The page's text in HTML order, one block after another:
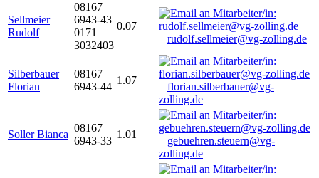
Sellmeier
Rudolf
08167
6943-43
0171
3032403
0.07
rudolf.sellmeier@vg-zolling.de
Silberbauer
Florian
08167
6943-44
1.07
florian.silberbauer@vg-
zolling.de
Soller Bianca
08167
6943-33
1.01
gebuehren.steuern@vg-
zolling.de